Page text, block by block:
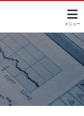
メニュー